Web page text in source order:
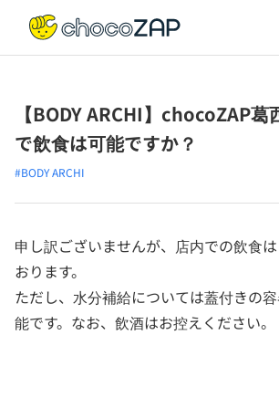
【BODY ARCHI】chocoZAP葛
で飲食は可能ですか？
#BODY ARCHI
申し訳ございませんが、店内での飲食
おります。
ただし、水分補給については蓋付きの
能です。なお、飲酒はお控えください。